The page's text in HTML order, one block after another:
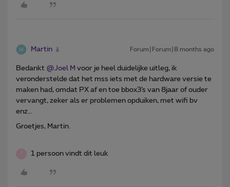
Martin Forum|Forum|8 months ago
Bedankt ​ @Joel M voor je heel duidelijke uitleg, ik
veronderstelde dat het mss iets met de hardware versie te
maken had, omdat PX af en toe bbox3’s van 8jaar of ouder
vervangt, zeker als er problemen opduiken, met wifi bv
enz…
Groetjes, Martin.
1 persoon vindt dit leuk